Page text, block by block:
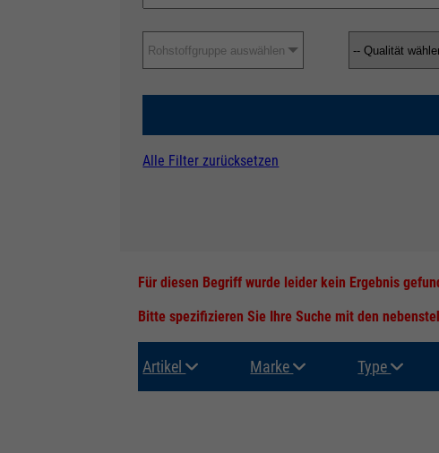
Rohstoffgruppe auswählen
Alle Filter zurücksetzen
Für diesen Begriff wurde leider kein Ergebnis
Bitte spezifizieren Sie Ihre Suche mit den
Artikel Marke Type